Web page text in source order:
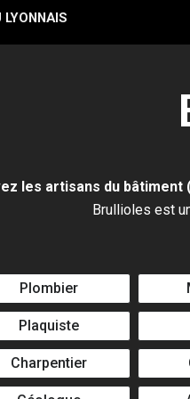
les artisans du
Brullioles est
Plombier
Plaquiste
Charpentier